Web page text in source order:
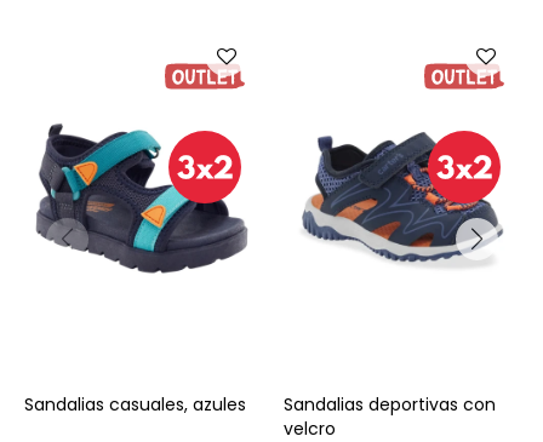
Sandalias casuales, azules
Sandalias deportivas con
velcro